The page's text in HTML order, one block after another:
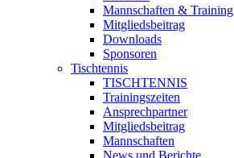
Mannschaften & Training
Mitgliedsbeitrag
Downloads
Sponsoren
Tischtennis
TISCHTENNIS
Trainingszeiten
Ansprechpartner
Mitgliedsbeitrag
Mannschaften
News und Berichte